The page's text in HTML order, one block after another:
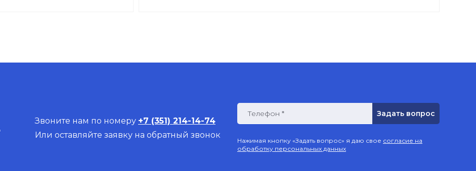
Звоните нам по номеру +7 (351) 214-14-74
Или оставляйте заявку на обратный звонок
Телефон *
Нажимая кнопку «Задать вопрос» я даю свое согласие на
обработку персональных данных